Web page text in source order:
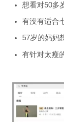
想看对50多
有没有适合
57岁的妈妈
有针对太瘦